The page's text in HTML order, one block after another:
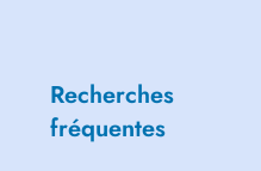
Recherches
fréquentes